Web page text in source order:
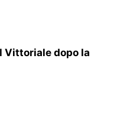
Vittoriale dopo la